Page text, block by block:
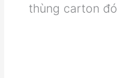
thùng carton